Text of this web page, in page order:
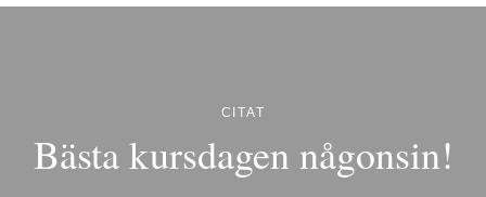
CITAT
Bästa kursdagen någonsin!